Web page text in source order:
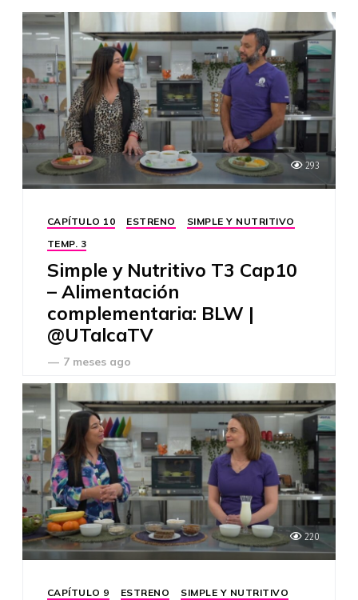
293
CAPÍTULO 10 ESTRENO
SIMPLE Y NUTRITIVO
TEMP. 3
Simple y Nutritivo T3 Cap10
– Alimentación
complementaria: BLW |
@UTalcaTV
— 7 meses ago
220
CAPÍTULO 9 ESTRENO
SIMPLE Y NUTRITIVO